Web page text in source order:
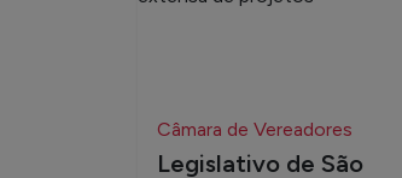
Câmara de Vereadores
Legislativo de São